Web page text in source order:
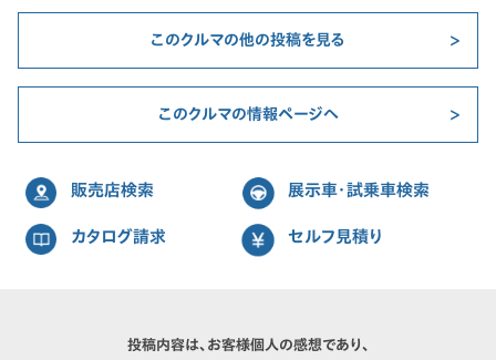
このクルマの他の投稿を見る
このクルマの情報ページへ
販売店検索 展示車・試乗車検索
カタログ請求 セルフ見積り
投稿内容は、お客様個人の感想であり、